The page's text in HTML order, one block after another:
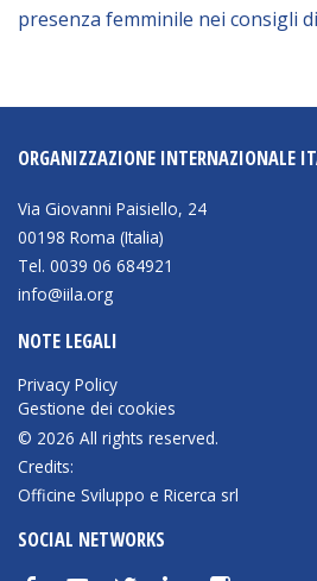
Audio
Catalogo
Pubblicazioni
OPPORTUNITÀ
Bandi
Borse di studio
Alta Formazione
Albo fornitori
Contratti/Accordi/Grant
presenza femminile nei consigli
ORGANIZZAZIONE INTERNAZIONALE
Via Giovanni Paisiello, 24
00198 Roma (Italia)
Tel. 0039 06 684921
info@iila.org
NOTE LEGALI
Privacy Policy
Gestione dei cookies
© 2026 All rights reserved.
Credits:
Officine Sviluppo e Ricerca srl
SOCIAL NETWORKS